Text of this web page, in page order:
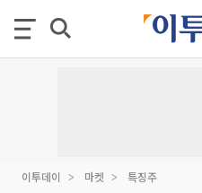
이투데이 마켓 특징주